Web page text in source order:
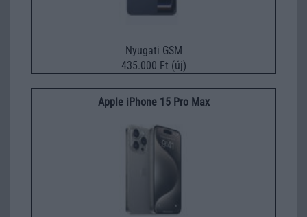
Nyugati GSM
435.000 Ft (új)
Apple iPhone 15 Pro Max